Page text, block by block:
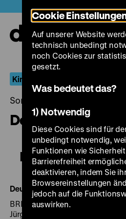
zum
Seiteninhalt
springen
Kinder-Spiele, Kinder-Blicke
Sonntag, 04. März 2018,
Deutschland
Deutschland
Deutschland bleiche Mutter
BRD 1980, R/B: Helma Sanders-
Jürges, D: Rainer Friedrichsen,
Cookie
Auf unserer Website
technisch unbedingt
noch Cookies zur
gesetzt.
Was bedeutet das?
1) Notwendig
Diese Cookies sind für
unbedingt notwendig,
Funktionen wie
Barrierefreiheit
deaktivieren, indem Sie
Browsereinstellungen
jedoch auf die
auswirken.